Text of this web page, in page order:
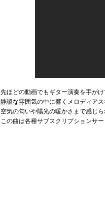
先ほどの動画でもギター演奏を手が
静謐な雰囲気の中に響くメロディア
空気の匂いや陽光の暖かさまで感じ
この曲は各種サブスクリプションサ